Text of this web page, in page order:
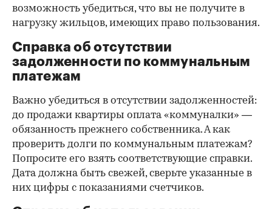
возможность убедиться, что вы не получите в
нагрузку жильцов, имеющих право пользования.
Справка об отсутствии
задолженности по коммунальным
платежам
Важно убедиться в отсутствии задолженностей:
до продажи квартиры оплата «коммуналки» —
обязанность прежнего собственника. А как
проверить долги по коммунальным платежам?
Попросите его взять соответствующие справки.
Дата должна быть свежей, сверьте указанные в
них цифры с показаниями счетчиков.